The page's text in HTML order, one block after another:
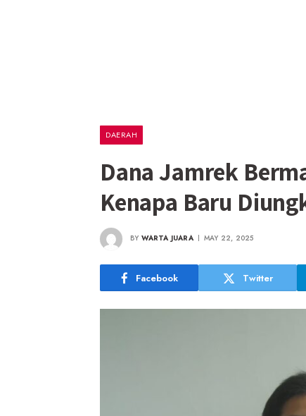
DAERAH
Dana Jamrek
Kenapa Baru
BY WARTA JUARA MAY 22, 2025
Facebook Twitter